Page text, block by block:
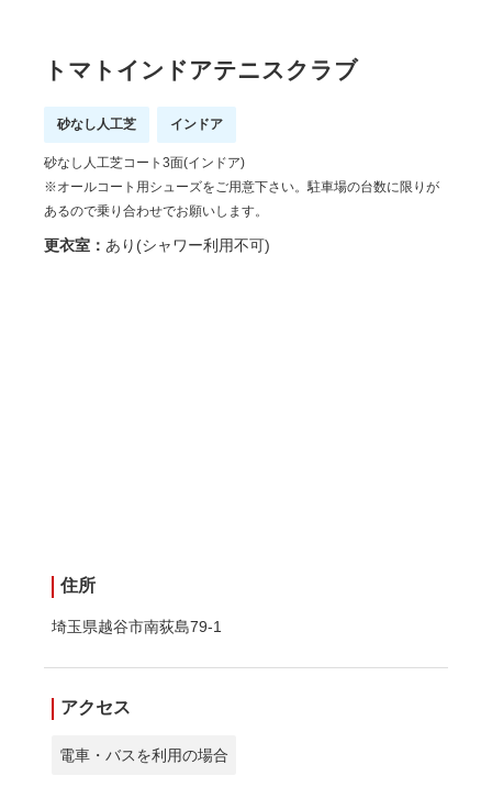
トマトインドアテニスクラブ
砂なし人工芝 インドア
砂なし人工芝コート3面(インドア)
※オールコート用シューズをご用意下さい。駐車場の台数に限りが
あるので乗り合わせでお願いします。
更衣室： あり(シャワー利用不可)
住所
埼玉県越谷市南荻島79-1
アクセス
電車・バスを利用の場合